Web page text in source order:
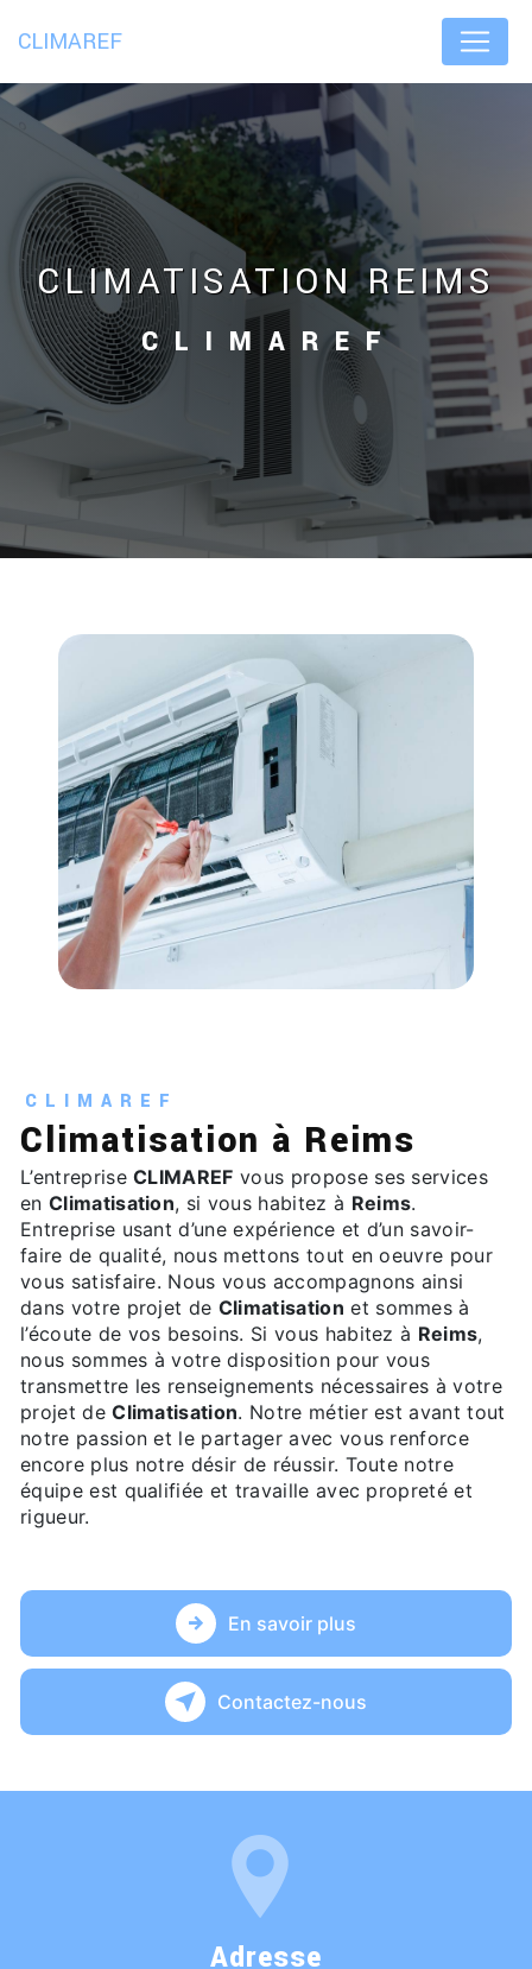
CLIMAREF
CLIMATISATION REIMS
CLIMAREF
CLIMAREF
Climatisation à Reims
L’entrepriseCLIMAREF vous propose ses services
en Climatisation, si vous habitez à Reims.
Entreprise usant d’une expérience et d’un savoir-
faire de qualité, nous mettons tout en oeuvre pour
vous satisfaire. Nous vous accompagnons ainsi
dans votre projet de Climatisation et sommes à
l’écoute de vos besoins. Si vous habitez à Reims,
nous sommes à votre disposition pour vous
transmettre les renseignements nécessaires à votre
projet deClimatisation. Notre métier est avant tout
notre passion et le partager avec vous renforce
encore plus notre désir de réussir. Toute notre
équipe est qualifiée et travaille avec propreté et
rigueur.
En savoir plus
Contactez-nous
Adresse